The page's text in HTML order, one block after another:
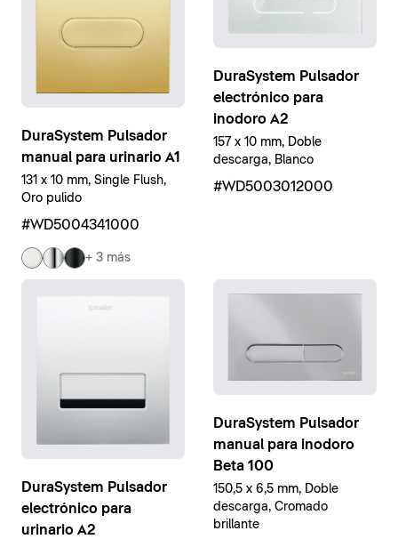
DuraSystem Pulsador
manual para urinario A1
131 x 10 mm, Single Flush,
Oro pulido
#WD5004341000
+ 3 más
DuraSystem Pulsador
electrónico para
inodoro A2
157 x 10 mm, Doble
descarga, Blanco
#WD5003012000
DuraSystem Pulsador
electrónico para
urinario A2
DuraSystem Pulsador
manual para inodoro
Beta 100
150,5 x 6,5 mm, Doble
descarga, Cromado
brillante